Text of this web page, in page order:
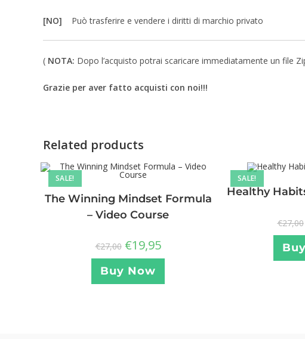
[NO] Può trasferire e vendere i diritti di marchio privato
( NOTA: Dopo l’acquisto potrai scaricare immediatamente un file
Grazie per aver fatto acquisti con noi!!!
Related products
SALE!
The Winning Mindset Formula
– Video Course
€27,00 €19,95
Buy Now
SALE!
Healthy
€27,00